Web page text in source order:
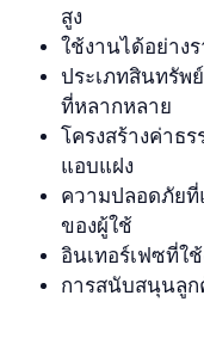
สูง
ใช้งานได้อย่าง
ประเภทสินทรัพ
ที่หลากหลาย
โครงสร้างค่าธ
แอบแฝง
ความปลอดภัยที่
ของผู้ใช้
อินเทอร์เฟซที่ใ
การสนับสนุนลูก